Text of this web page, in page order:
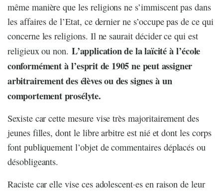
même manière que les religions ne s’immiscent pas dans
les affaires de l’Etat, ce dernier ne s’occupe pas de ce qui
concerne les religions. Il ne saurait décider ce qui est
religieux ou non.L’application de la laïcité à l’école
conformément à l’esprit de 1905 ne peut assigner
arbitrairement des élèves ou des signes à un
comportement prosélyte.
Sexiste car cette mesure vise très majoritairement des
jeunes filles, dont le libre arbitre est nié et dont les corps
font publiquement l’objet de commentaires déplacés ou
désobligeants.
Raciste car elle vise ces adolescent·es en raison de leur